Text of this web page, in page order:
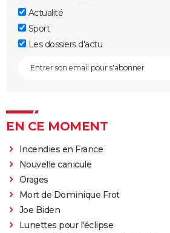
Actualité
Sport
Les dossiers d'actu
EN CE MOMENT
Incendies en France
Nouvelle canicule
Orages
Mort de Dominique Frot
Joe Biden
Lunettes pour l'éclipse